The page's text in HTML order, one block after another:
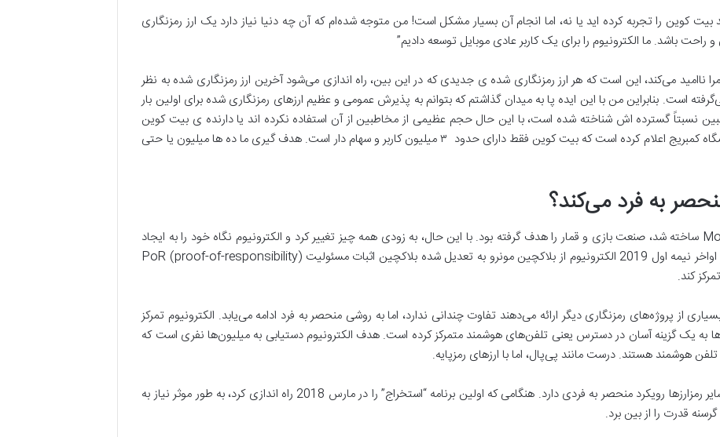
کوین را تجربه کرده اید یا نه، اما انجام آن بسیار مشکل است! من متوجه شده‌ام که آن چه دنیا نیاز دارد یک ارز رمزنگاری
باشد. ما الکترونیوم را برای یک کاربر عادی موبایل توسعه دادیم”
ناامید می‌کند، این است که هر ارز رمزنگاری شده ی جدیدی که در این بین، راه اندازی می‌شود آخرین ارز رمزنگاری شده به نظر
است. بنابراین من با این ایده پا به میدان گذاشتم که بتوانم به پذیرش عمومی و عظیم ارزهای رمزنگاری شده برای اولین بار
نسبتاً گسترده اش شناخته شده است، با این حال حجم عظیمی از مخاطبین از آن استفاده نکرده اند یا دارنده ی بیت کوین
نیستند. مطالعه اخیر انجام شده توسط دانشگاه کمبریج اعلام کرده است که بیت کوین فقط دارای حدود ۳ میلیون کاربر و سهام دار است. هدف گیری ما ده ها میلیون یا حتی
به فرد می‌کند؟
الکترونیوم که در ابتدا بر پایه­ رمزنگار Monero ساخته شد، صنعت بازی و قمار را هدف گرفته بود. با این حال، به زودی همه چیز تغییر کرد و الکترونیوم نگاه خود را به ایجاد
بستری برای پرداخت فوری معطوف کرد. در اواخر نیمه اول 2019 الکترونیوم از بلاکچین مونرو به تعدیل شده­ بلاکچین اثبات مسئولیت PoR (proof-of-responsibility)
کند.
از پروژه­‌های رمزنگاری دیگر ارائه می­‌دهند تفاوت چندانی ندارد، اما به روشی منحصر به فرد ادامه می‌­یابد. الکترونیوم تمرکز
به یک گزینه آسان در دسترس یعنی تلفن­‌های هوشمند متمرکز کرده است. هدف الکترونیوم دستیابی به میلیون­‌ها نفری است که
هوشمند هستند. درست مانند پی­‌پال، اما با ارزهای رمزپایه.
الکترونیوم در زمینه استخراج نیز نسبت به سایر رمزارزها رویکرد منحصر به فردی دارد. هنگامی که اولین برنامه “استخراج” را در مارس 2018 راه اندازی کرد، به طور موثر نیاز به
قدرت را از بین برد.